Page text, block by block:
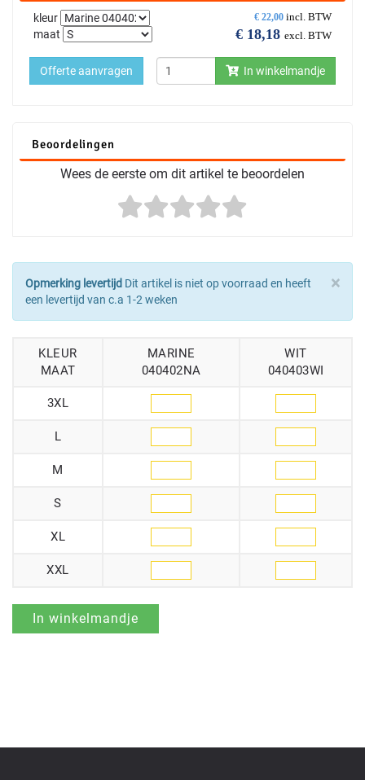
€ 22,00 incl. BTW
€ 18,18 excl. BTW
kleur
maat
In winkelmandje
Offerte aanvragen
Beoordelingen
Wees de eerste om dit artikel te beoordelen
×
Opmerking levertijd Dit artikel is niet op voorraad en heeft
een levertijd van c.a 1-2 weken
KLEUR
MAAT
MARINE
040402NA
WIT
040403WI
3XL
L
M
S
XL
XXL